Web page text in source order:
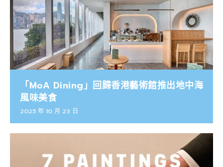
「MoA Dining」回歸香港藝術館推出地中海
風味美食
2025 年 10 月 23 日